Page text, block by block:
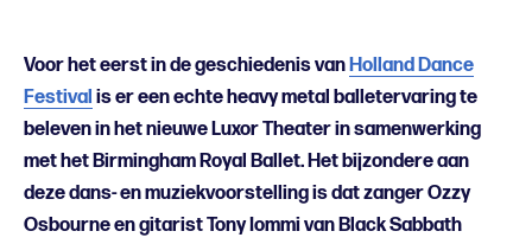
Voor het eerst in de geschiedenis vanHolland Dance
Festival is er een echte heavy metal balletervaring te
beleven in het nieuwe Luxor Theater in samenwerking
met het Birmingham Royal Ballet. Het bijzondere aan
deze dans- en muziekvoorstelling is dat zanger Ozzy
Osbourne en gitarist Tony Iommi van Black Sabbath